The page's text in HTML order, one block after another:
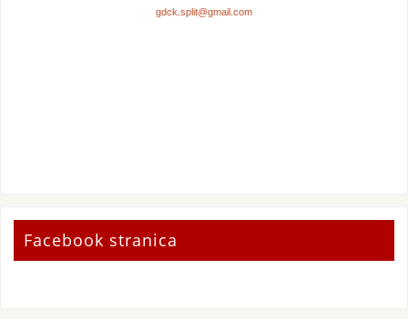
gdck.split@gmail.com
Facebook stranica